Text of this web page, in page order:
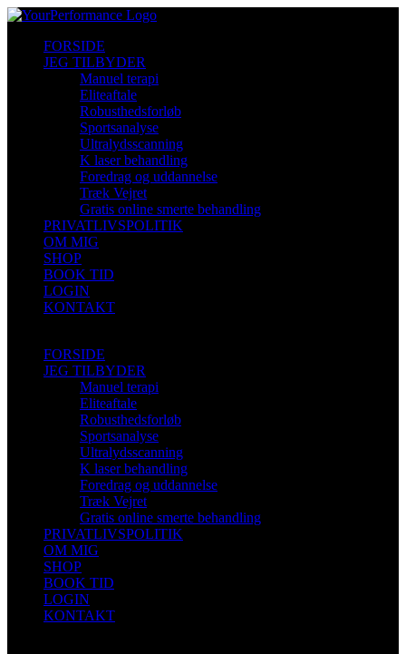
Skip
contentFORSIDE
JEG TILBYDER
Manuel terapi
Eliteaftale
Robusthedsforløb
Sportsanalyse
Ultralydsscanning
K laser behandling
Foredrag og uddannelse
Træk Vejret
Gratis online smerte behandling
PRIVATLIVSPOLITIK
OM MIG
SHOP
BOOK TID
LOGIN
KONTAKT
FORSIDE
JEG TILBYDER
Manuel terapi
Eliteaftale
Robusthedsforløb
Sportsanalyse
Ultralydsscanning
K laser behandling
Foredrag og uddannelse
Træk Vejret
Gratis online smerte behandling
PRIVATLIVSPOLITIK
OM MIG
SHOP
BOOK TID
LOGIN
KONTAKT